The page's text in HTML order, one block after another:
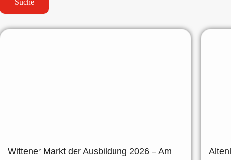
Suche
Wittener Markt der Ausbildung 2026 – Am